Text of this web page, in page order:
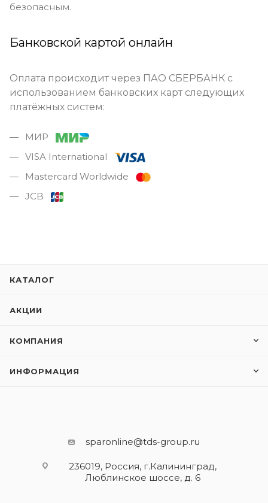
безопасным.
Банковской картой онлайн
Оплата происходит через ПАО СБЕРБАНК с
использованием банковских карт следующих
платёжных систем:
МИР
VISA International
Mastercard Worldwide
JCB
КАТАЛОГ
АКЦИИ
КОМПАНИЯ
ИНФОРМАЦИЯ
sparonline@tds-group.ru
236019, Россия, г.Калининград,
Люблинское шоссе, д. 6